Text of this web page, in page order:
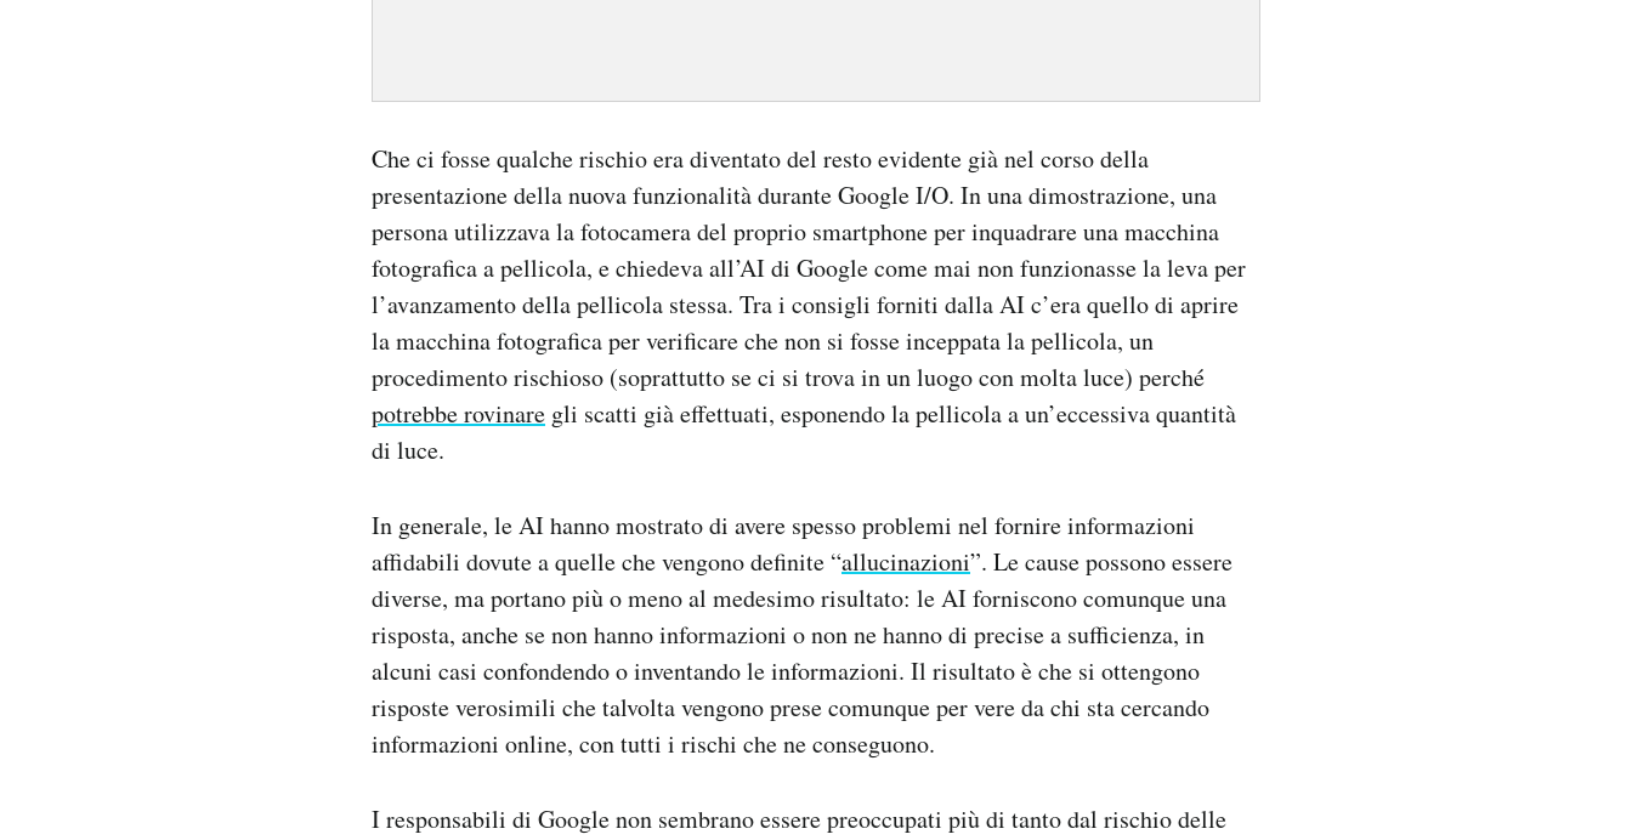
Che ci fosse qualche rischio era diventato del resto evidente già nel corso della
presentazione della nuova funzionalità durante Google I/O. In una dimostrazione, una
persona utilizzava la fotocamera del proprio smartphone per inquadrare una macchina
fotografica a pellicola, e chiedeva all’AI di Google come mai non funzionasse la leva per
l’avanzamento della pellicola stessa. Tra i consigli forniti dalla AI c’era quello di aprire
la macchina fotografica per verificare che non si fosse inceppata la pellicola, un
procedimento rischioso (soprattutto se ci si trova in un luogo con molta luce) perché
potrebbe rovinare gli scatti già effettuati, esponendo la pellicola a un’eccessiva quantità
di luce.
In generale, le AI hanno mostrato di avere spesso problemi nel fornire informazioni
affidabili dovute a quelle che vengono definite “allucinazioni”. Le cause possono essere
diverse, ma portano più o meno al medesimo risultato: le AI forniscono comunque una
risposta, anche se non hanno informazioni o non ne hanno di precise a sufficienza, in
alcuni casi confondendo o inventando le informazioni. Il risultato è che si ottengono
risposte verosimili che talvolta vengono prese comunque per vere da chi sta cercando
informazioni online, con tutti i rischi che ne conseguono.
I responsabili di Google non sembrano essere preoccupati più di tanto dal rischio delle